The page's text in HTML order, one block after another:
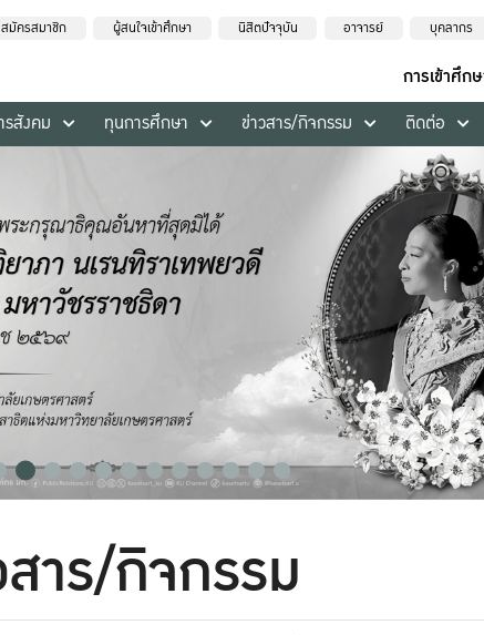
สมัครสมาชิก ผู้สนใจเข้าศึกษา นิสิตปัจจุบัน อาจารย์ บุคลากร
การเข้าศึก
รสังคม ทุนการศึกษา ข่าวสาร/กิจกรรม ติดต่อ
าร/กิจกรรม